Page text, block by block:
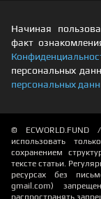
Начиная
факт
персональных
персональных
©
использовать
сохранением
тексте статьи.
ресурсах без
gmail.com)